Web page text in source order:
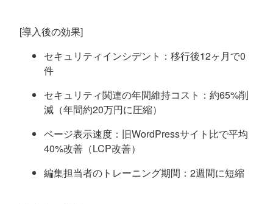
[導入後の効果]
セキュリティインシデント：移行後12ヶ月で0
件
セキュリティ関連の年間維持コスト：約65%削
減（年間約20万円に圧縮）
ページ表示速度：旧WordPressサイト比で平均
40%改善（LCP改善）
編集担当者のトレーニング期間：2週間に短縮